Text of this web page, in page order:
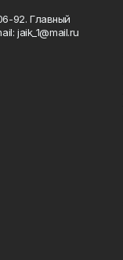
92. Главный
jaik_1@mail.ru